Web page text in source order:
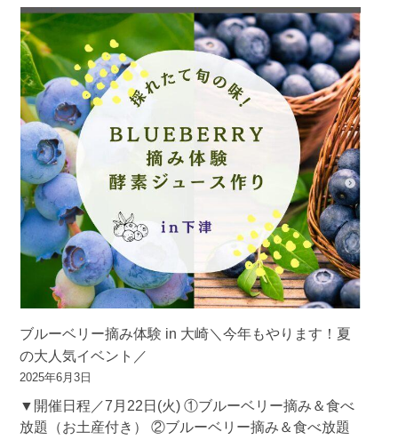
ブルーベリー摘み体験 in 大崎＼今年もやります！夏
の大人気イベント／
2025年6月3日
▼開催日程／7月22日(火) ①ブルーベリー摘み＆食べ
放題（お土産付き） ②ブルーベリー摘み＆食べ放題